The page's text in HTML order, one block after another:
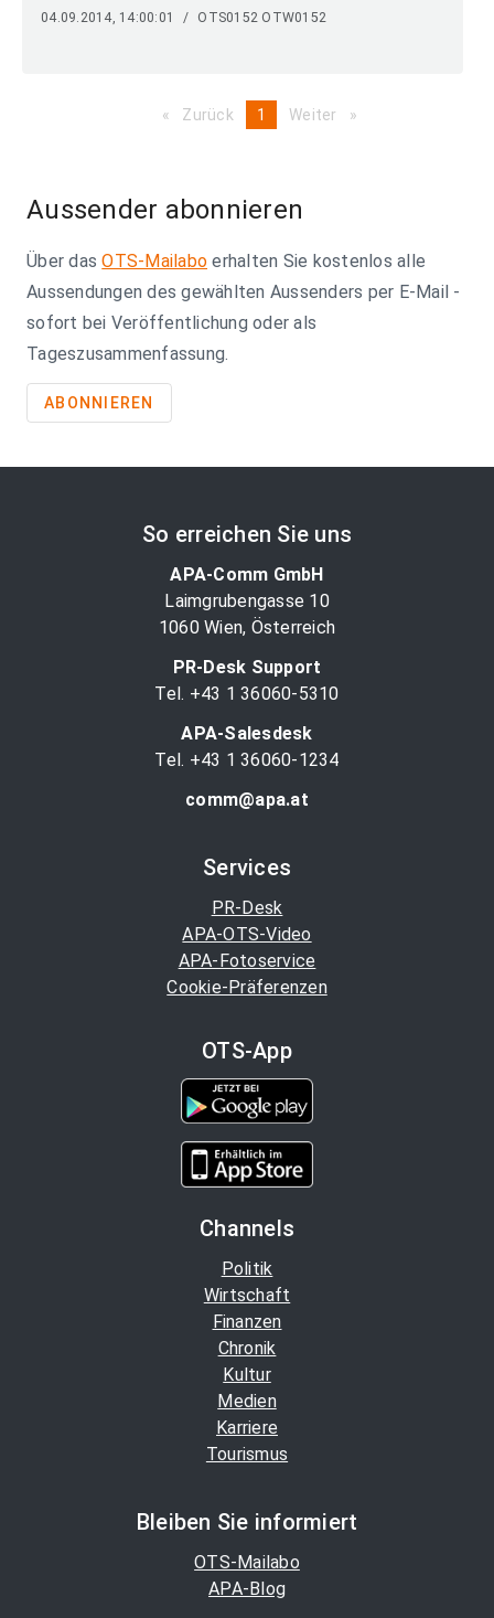
04.09.2014, 14:00:01 / OTS0152 OTW0152
Zurück pageYou're
1 Weiter page
Aussender abonnieren
Über dasOTS-Mailabo erhalten Sie kostenlos alle
Aussendungen des gewählten Aussenders per E-Mail -
sofort bei Veröffentlichung oder als
Tageszusammenfassung.
ABONNIEREN
So erreichen Sie uns
APA-Comm GmbH
Laimgrubengasse 10
1060 Wien, Österreich
PR-Desk Support
Tel. +43 1 36060-5310
APA-Salesdesk
Tel. +43 1 36060-1234
comm@apa.at
Services
PR-Desk
APA-OTS-Video
APA-Fotoservice
Cookie-Präferenzen
OTS-App
Channels
Politik
Wirtschaft
Finanzen
Chronik
Kultur
Medien
Karriere
Tourismus
Bleiben Sie informiert
OTS-Mailabo
APA-Blog